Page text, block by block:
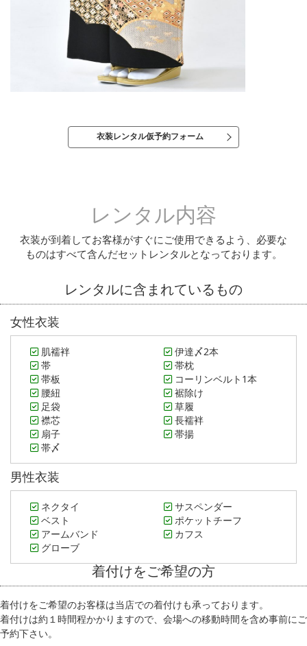
衣装レンタル仮予約フォーム
レンタル内容
衣装が到着してお客様がすぐにご使用できるよう、必要な
ものはすべて含んだセットレンタルとなっております。
レンタルに含まれているもの
女性衣装
肌襦袢
伊達〆2本
帯
帯枕
帯板
コーリンベルト1本
腰紐
裾除け
足袋
草履
襟芯
長襦袢
扇子
帯揚
帯〆
男性衣装
ネクタイ
サスペンダー
ベスト
ポケットチーフ
アームバンド
カフス
グローブ
着付けをご希望の方
着付けをご希望のお客様は当店での着付けも承っております。
着付けは約１時間程かかりますので、会場への移動時間を含め事前にご
予約下さい。